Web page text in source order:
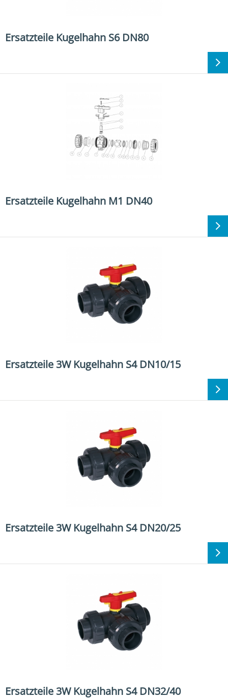
Ersatzteile Kugelhahn S6 DN80
Ersatzteile Kugelhahn M1 DN40
Ersatzteile 3W Kugelhahn S4 DN10/15
Ersatzteile 3W Kugelhahn S4 DN20/25
Ersatzteile 3W Kugelhahn S4 DN32/40